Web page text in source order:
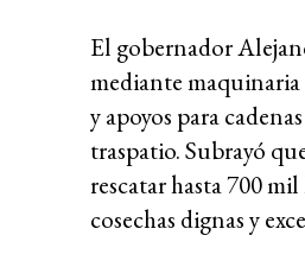
El gobernador
mediante
y apoyos para
traspatio. Subrayó
rescatar hasta 700
cosechas dignas y